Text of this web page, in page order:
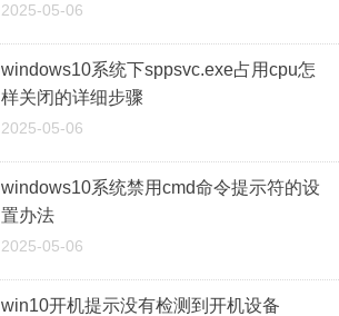
2025-05-06
windows10系统下sppsvc.exe占用cpu怎
样关闭的详细步骤
2025-05-06
windows10系统禁用cmd命令提示符的设
置办法
2025-05-06
win10开机提示没有检测到开机设备